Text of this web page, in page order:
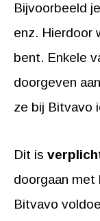
Bijvoorbeeld
enz. Hierdoor
bent. Enkele
doorgeven
ze bij Bitvavo
Dit is
doorgaan met
Bitvavo